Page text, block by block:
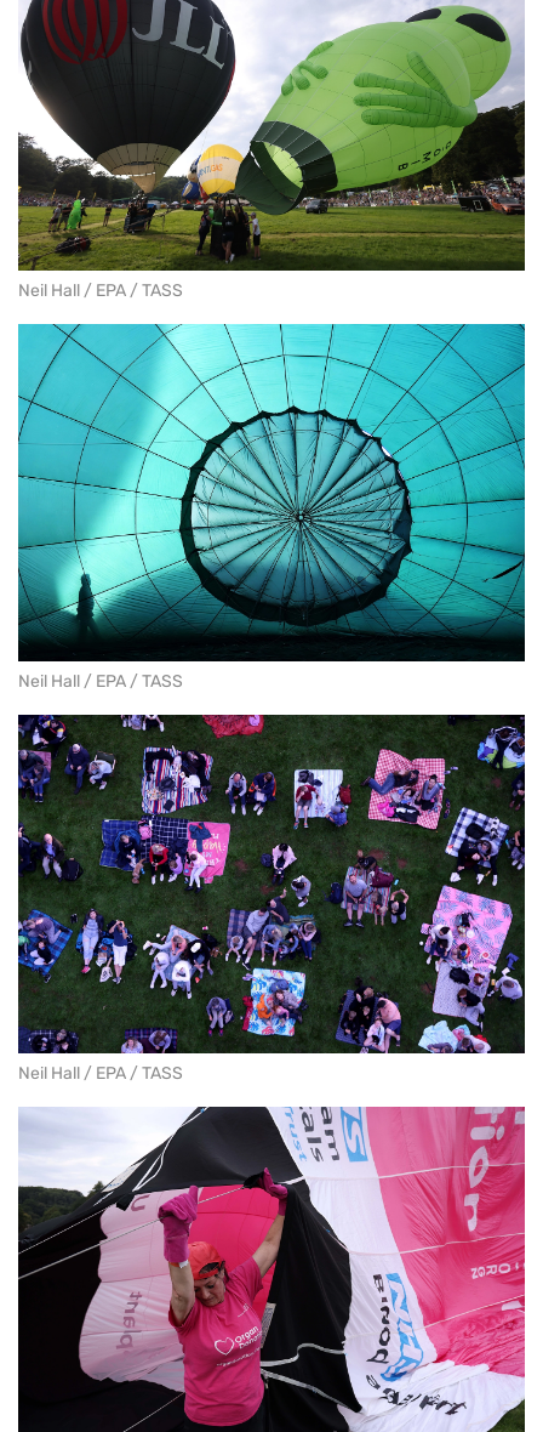
Neil Hall / EPA / TASS
Neil Hall / EPA / TASS
Neil Hall / EPA / TASS